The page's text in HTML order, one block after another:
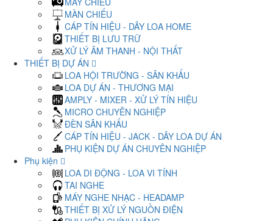
MÀN CHIẾU
CÁP TÍN HIỆU - DÂY LOA HOME
THIẾT BỊ LƯU TRỮ
XỬ LÝ ÂM THANH - NỘI THẤT
THIẾT BỊ DỰ ÁN
LOA HỘI TRƯỜNG - SÂN KHẤU
LOA DỰ ÁN - THƯƠNG MẠI
AMPLY - MIXER - XỬ LÝ TÍN HIỆU
MICRO CHUYÊN NGHIỆP
ĐÈN SÂN KHẤU
CÁP TÍN HIỆU - JACK - DÂY LOA DỰ ÁN
PHỤ KIỆN DỰ ÁN CHUYÊN NGHIỆP
Phụ kiện
LOA DI ĐỘNG - LOA VI TÍNH
TAI NGHE
MÁY NGHE NHẠC - HEADAMP
THIẾT BỊ XỬ LÝ NGUỒN ĐIỆN